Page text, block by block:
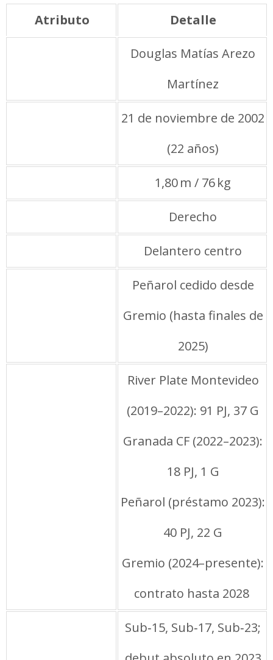
Atributo Detalle
Douglas Matías Arezo
Martínez
21 de noviembre de 2002
(22 años)
1,80 m / 76 kg
Derecho
Delantero centro
Peñarol cedido desde
Gremio (hasta finales de
2025)
River Plate Montevideo
(2019–2022): 91 PJ, 37 G
Granada CF (2022–2023):
18 PJ, 1 G
Peñarol (préstamo 2023):
40 PJ, 22 G
Gremio (2024–presente):
contrato hasta 2028
Sub‑15, Sub‑17, Sub‑23;